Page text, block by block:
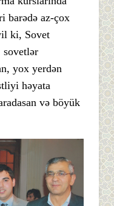
barədə az-çox
ki, Sovet
sovetlər
yox yerdən
həyata
və böyük